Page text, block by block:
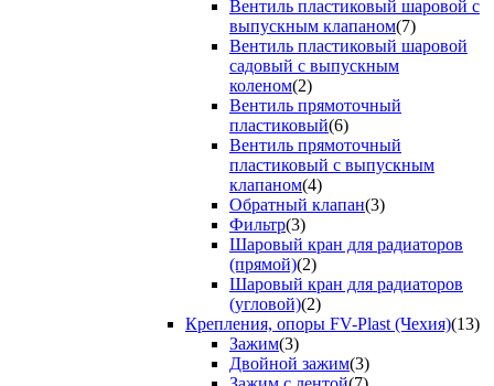
Вентиль пластиковый шаровой с
выпускным клапаном(7)
Вентиль пластиковый шаровой
садовый с выпускным
коленом(2)
Вентиль прямоточный
пластиковый(6)
Вентиль прямоточный
пластиковый с выпускным
клапаном(4)
Обратный клапан(3)
Фильтр(3)
Шаровый кран для радиаторов
(прямой)(2)
Шаровый кран для радиаторов
(угловой)(2)
Крепления, опоры FV-Plast (Чехия)(13)
Зажим(3)
Двойной зажим(3)